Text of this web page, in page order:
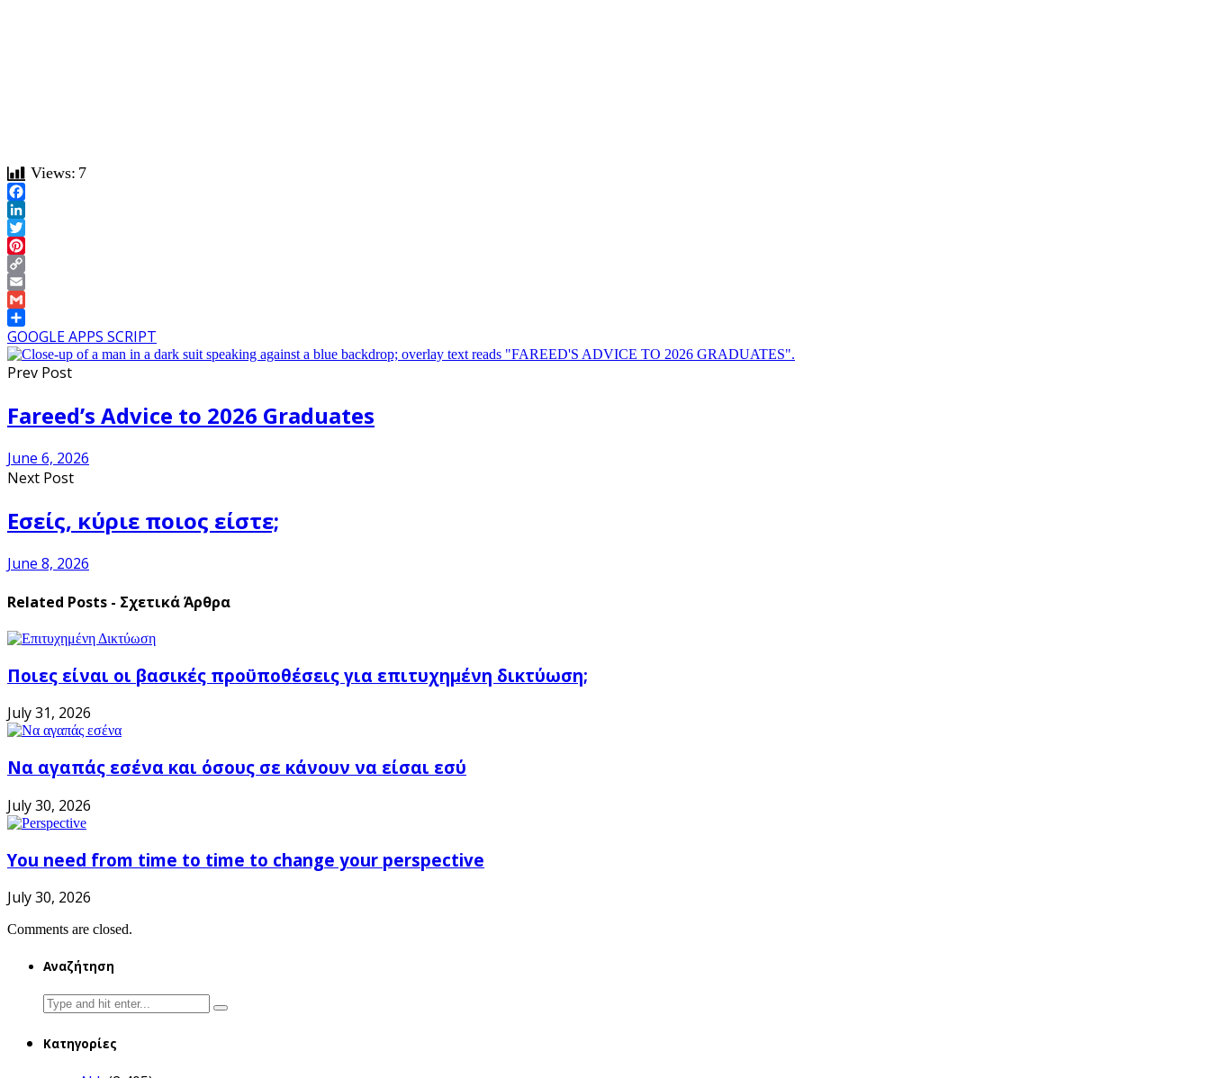
Views: 7
Facebook
LinkedIn
Twitter
Pinterest
Copy
Link
Email
Gmail
Share
GOOGLE APPS SCRIPT
Prev Post
Fareed’s Advice to 2026 Graduates
June 6, 2026
Next Post
Εσείς, κύριε ποιος είστε;
June 8, 2026
Related Posts - Σχετικά Άρθρα
Ποιες είναι οι βασικές προϋποθέσεις για επιτυχημένη δικτύωση;
July 31, 2026
Να αγαπάς εσένα και όσους σε κάνουν να είσαι εσύ
July 30, 2026
You need from time to time to change your perspective
July 30, 2026
Comments are closed.
Αναζήτηση
Search
for:
Κατηγορίες